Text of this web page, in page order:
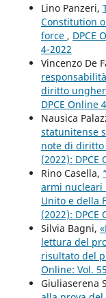
Lino Panzeri,
Constitution
force , DPCE
4-2022
Vincenzo De
diritto
DPCE Online
Nausica
statunitense
note di diritto
(2022): DPCE
Rino Casella,
armi nucleari
Unito e della
(2022): DPCE
Silvia Bagni,
lettura del
risultato del
Online: Vol.
Giuliaserena